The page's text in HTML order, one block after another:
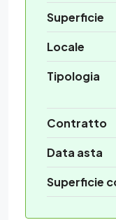
Superficie
Locale
Tipologia
Contratto
Data asta
Superficie